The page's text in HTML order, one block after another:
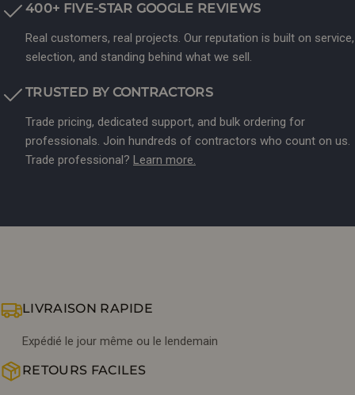
400+ FIVE-STAR GOOGLE REVIEWS
Real customers, real projects. Our reputation is built on service,
selection, and standing behind what we sell.
TRUSTED BY CONTRACTORS
Trade pricing, dedicated support, and bulk ordering for
professionals. Join hundreds of contractors who count on us.
Trade professional? Learn more.
LIVRAISON RAPIDE
Expédié le jour même ou le lendemain
RETOURS FACILES